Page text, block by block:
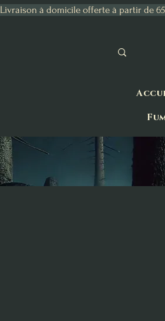
Livraison à domicile offerte à partir de